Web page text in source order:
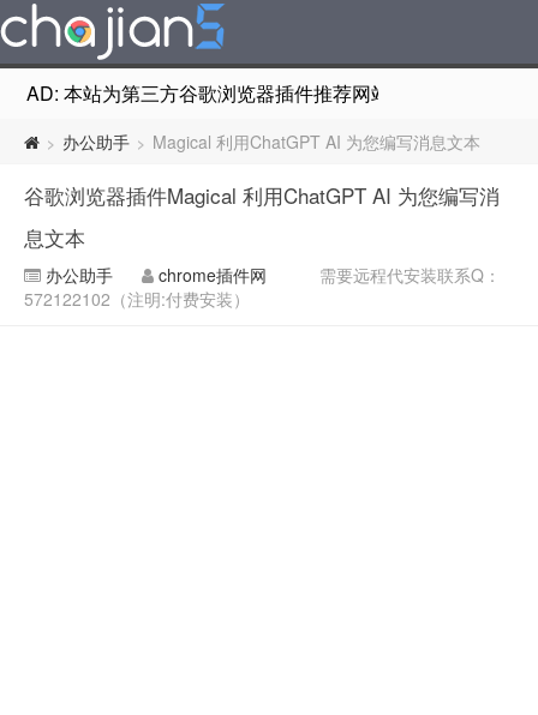
AD: 本站为第三方谷歌浏览器插件推荐网站，非Google
> 办公助手 > Magical 利用ChatGPT AI 为您编写消息文本
谷歌浏览器插件Magical 利用ChatGPT AI 为您编写消
息文本
办公助手 chrome插件网
需要远程代安装联系Q：
572122102（注明:付费安装）